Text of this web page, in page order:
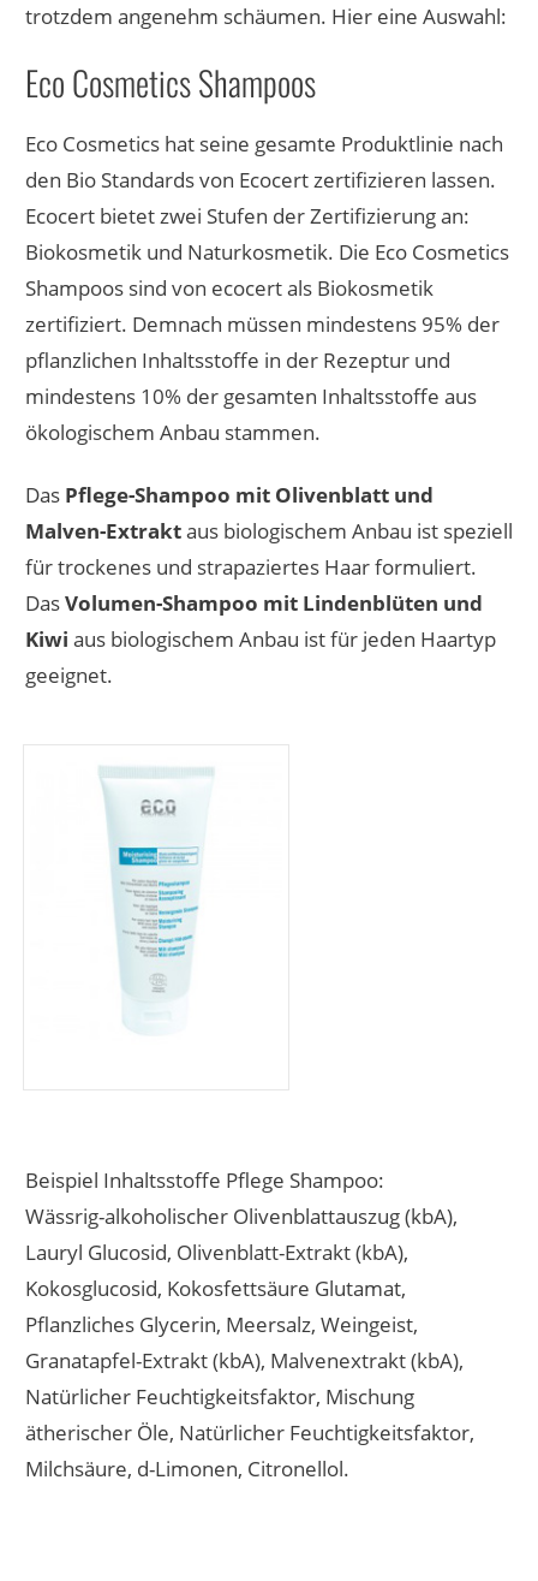
trotzdem angenehm schäumen. Hier eine Auswahl:
Eco Cosmetics Shampoos
Eco Cosmetics hat seine gesamte Produktlinie nach
den Bio Standards von Ecocert zertifizieren lassen.
Ecocert bietet zwei Stufen der Zertifizierung an:
Biokosmetik und Naturkosmetik. Die Eco Cosmetics
Shampoos sind von ecocert als Biokosmetik
zertifiziert. Demnach müssen mindestens 95% der
pflanzlichen Inhaltsstoffe in der Rezeptur und
mindestens 10% der gesamten Inhaltsstoffe aus
ökologischem Anbau stammen.
Das Pflege-Shampoo mit Olivenblatt und
Malven-Extraktaus biologischem Anbau ist speziell
für trockenes und strapaziertes Haar formuliert.
DasVolumen-Shampoo mit Lindenblüten und
Kiwi aus biologischem Anbau ist für jeden Haartyp
geeignet.
Beispiel Inhaltsstoffe Pflege Shampoo:
Wässrig-alkoholischer Olivenblattauszug (kbA),
Lauryl Glucosid, Olivenblatt-Extrakt (kbA),
Kokosglucosid, Kokosfettsäure Glutamat,
Pflanzliches Glycerin, Meersalz, Weingeist,
Granatapfel-Extrakt (kbA), Malvenextrakt (kbA),
Natürlicher Feuchtigkeitsfaktor, Mischung
ätherischer Öle, Natürlicher Feuchtigkeitsfaktor,
Milchsäure, d-Limonen, Citronellol.